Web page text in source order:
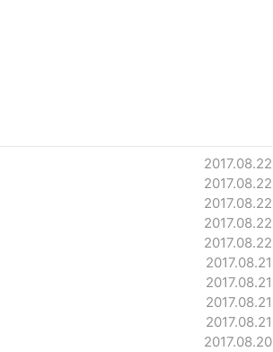
2017.08.22
2017.08.22
2017.08.22
2017.08.22
2017.08.22
2017.08.21
2017.08.21
2017.08.21
2017.08.21
2017.08.20